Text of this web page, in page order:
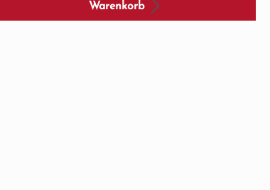
Warenkorb